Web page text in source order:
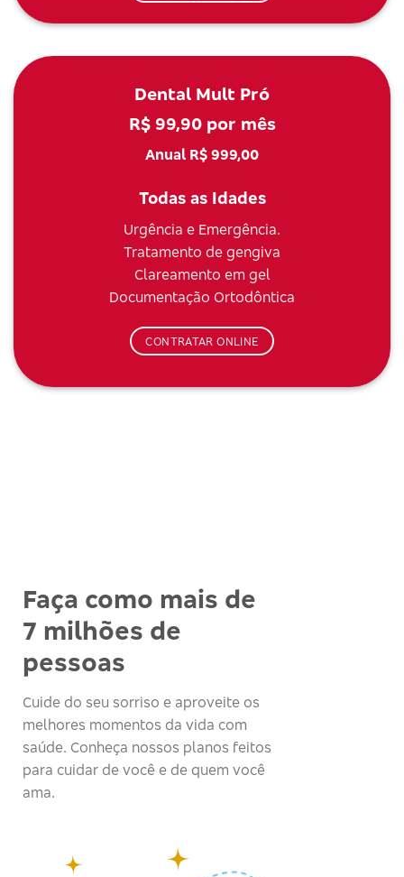
Dental Mult Pró
R$ 99,90 por mês
Anual R$ 999,00
Todas as Idades
Urgência e Emergência.
Tratamento de gengiva
Clareamento em gel
Documentação Ortodôntica
CONTRATAR ONLINE
Faça como mais de
7 milhões de
pessoas
Cuide do seu sorriso e aproveite os
melhores momentos da vida com
saúde. Conheça nossos planos feitos
para cuidar de você e de quem você
ama.